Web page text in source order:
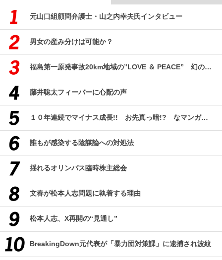
元山口組顧問弁護士・山之内幸夫氏インタビュー
男女の産み分けは可能か？
福島第一原発事故20km地域の”LOVE ＆ PEACE” 幻のコミューン「獏原人村」の現在
藤井聡太フィーバーに心配の声
１０年連続でマイナス成長!! お先真っ暗!? なマンガ産業研究
誰もが感染する陰謀論への対処法
揺れるオリンパス臨時株主総会
文春が松本人志問題に執着する理由
松本人志、X再開の“見通し”
BreakingDown元代表が「暴力団対策課」に逮捕され波紋